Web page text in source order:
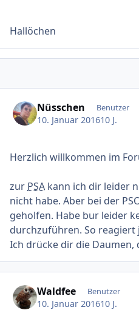
Hallöchen
Nüsschen Benutzer
10. Januar 201610 J.
Herzlich willkommen im
zur PSA kann ich dir leider
nicht habe. Aber bei der
geholfen. Habe bur leider
durchzuführen. So reagiert
Ich drücke dir die
Waldfee Benutzer
10. Januar 201610 J.